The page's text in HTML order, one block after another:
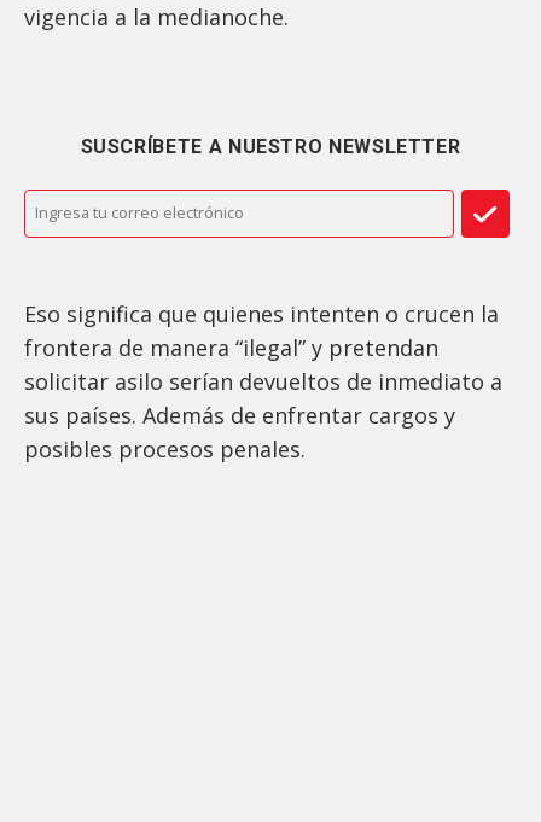
vigencia a la medianoche.
SUSCRÍBETE A NUESTRO NEWSLETTER
Eso significa que quienes intenten o crucen la
frontera de manera “ilegal” y pretendan
solicitar asilo serían devueltos de inmediato a
sus países. Además de enfrentar cargos y
posibles procesos penales.